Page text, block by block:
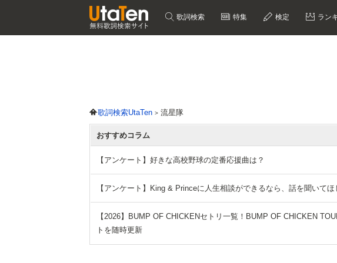
歌詞検索 特集 検定 ラン
歌詞検索UtaTen 流星隊
おすすめコラム
【アンケート】好きな高校野球の定番応援曲は？
【アンケート】King & Princeに人生相談ができるなら、話を聞いてほ
【2026】BUMP OF CHICKENセトリ一覧！BUMP OF CHICKEN
トを随時更新